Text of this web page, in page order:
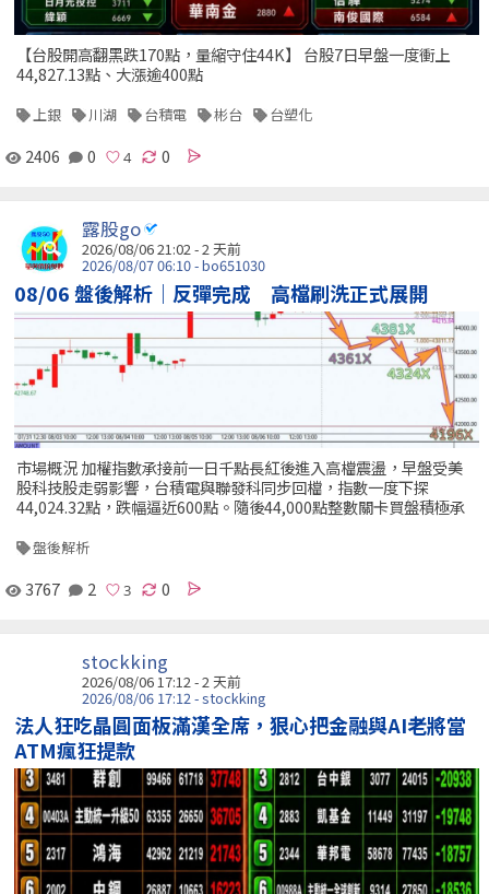
【台股開高翻黑跌170點，量縮守住44K】 台股7日早盤一度衝上
44,827.13點、大漲逾400點
上銀 川湖 台積電 彬台 台塑化
2406 0 0
露股go
2026/08/06 21:02 - 2 天前
2026/08/07 06:10 - bo651030
08/06 盤後解析｜反彈完成 高檔刷洗正式展開
市場概況 加權指數承接前一日千點長紅後進入高檔震盪，早盤受美
股科技股走弱影響，台積電與聯發科同步回檔，指數一度下探
44,024.32點，跌幅逼近600點。隨後44,000點整數關卡買盤積極承
盤後解析
3767 2 0
stockking
2026/08/06 17:12 - 2 天前
2026/08/06 17:12 - stockking
法人狂吃晶圓面板滿漢全席，狠心把金融與AI老將當
ATM瘋狂提款